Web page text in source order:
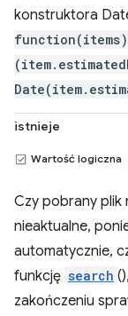
konstruktora
istnieje
Wartość logiczna
Czy pobrany plik
nieaktualne,
automatycznie,
funkcję search
zakończeniu